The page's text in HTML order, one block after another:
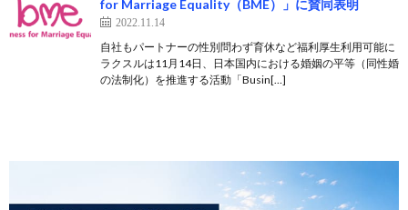
for Marriage Equality（BME）」に賛同表明
2022.11.14
自社もパートナーの性別問わず育休など福利厚生利用可能に
ラクスルは11月14日、日本国内における婚姻の平等（同性婚
の法制化）を推進する活動「Busin[…]